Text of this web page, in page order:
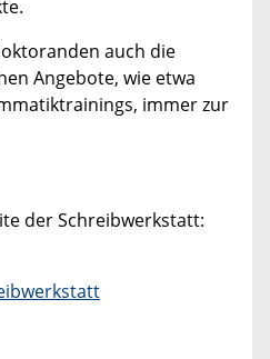
auch die
Angebote, wie etwa
immer zur
der Schreibwerkstatt: